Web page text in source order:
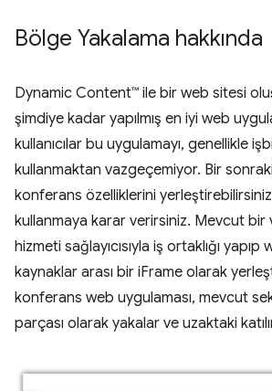
Bölge Yakalama hakkında
Dynamic Content™ ile bir web sitesi
şimdiye kadar yapılmış en iyi web
kullanıcılar bu uygulamayı, genellikle
kullanmaktan vazgeçemiyor. Bir
konferans özelliklerini
kullanmaya karar verirsiniz. Mevcut
hizmeti sağlayıcısıyla iş ortaklığı yapıp
kaynaklar arası bir iFrame olarak
konferans web uygulaması, mevcut
parçası olarak yakalar ve uzaktaki